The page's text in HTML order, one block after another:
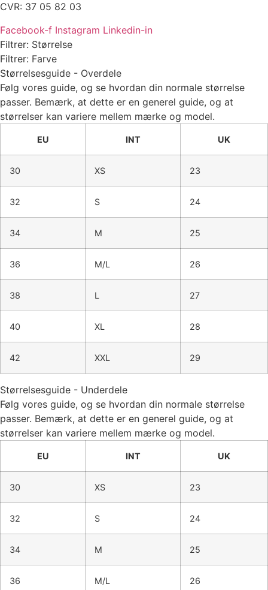
CVR: 37 05 82 03
Facebook-f Instagram Linkedin-in
Filtrer: Størrelse
Filtrer: Farve
Størrelsesguide - Overdele
Følg vores guide, og se hvordan din normale størrelse
passer. Bemærk, at dette er en generel guide, og at
størrelser kan variere mellem mærke og model.
EU INT UK
30 XS 23
32 S 24
34 M 25
36 M/L 26
38 L 27
40 XL 28
42 XXL 29
Størrelsesguide - Underdele
Følg vores guide, og se hvordan din normale størrelse
passer. Bemærk, at dette er en generel guide, og at
størrelser kan variere mellem mærke og model.
EU INT UK
30 XS 23
32 S 24
34 M 25
36 M/L 26